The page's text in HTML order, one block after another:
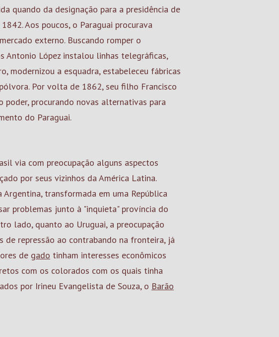
quando da designação para a presidência de
Aos poucos, o Paraguai procurava
externo. Buscando romper o
Antonio López instalou linhas telegráficas,
modernizou a esquadra, estabeleceu fábricas
Por volta de 1862, seu filho Francisco
poder, procurando novas alternativas para
do Paraguai.
via com preocupação alguns aspectos
por seus vizinhos da América Latina.
Argentina, transformada em uma República
problemas junto à "inquieta" província do
lado, quanto ao Uruguai, a preocupação
de repressão ao contrabando na fronteira, já
de gado tinham interesses econômicos
com os colorados com os quais tinha
por Irineu Evangelista de Souza, o Barão